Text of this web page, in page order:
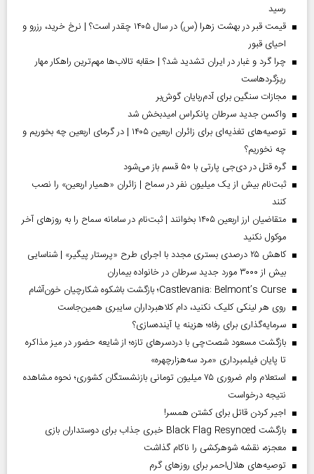
رسید
قیمت قبر در بهشت زهرا (س) در سال ۱۴۰۵ چقدر است؟ | نرخ خرید، رزرو و
احیای قبور
چرا گرد و غبار در ایران تشدید شد؟ | حقابه تالاب‌ها مهم‌ترین راهکار مهار
ریزگردهاست
مجازات سنگین برای آدم‌ربایان گوش‌بر
واکسن جدید سرطان پانکراس امیدبخش شد
توصیه‌های تغذیه‌ای برای زائران اربعین ۱۴۰۵ | در گرمای اربعین چه بخوریم و
چه نخوریم؟
گره قتل در دی‌جی پارتی با ۵۰ قسم باز می‌شود
ثبت‌نام بیش از یک میلیون نفر در سماح | زائران «همیار اربعین» را نصب
کنند
متقاضیان ارز اربعین ۱۴۰۵ بخوانند | ثبت‌نام در سامانه سماح را به روز‌های آخر
موکول نکنید
کاهش ۲۵ درصدی بستری مجدد با اجرای طرح «پرستار پیگیر» | شناسایی
بیش از ۳۰۰۰ مورد جدید سرطان در خانواده بیماران
Castlevania: Belmont’s Curse؛ بازگشت باشکوه شکارچیان خون‌آشام
روی هر لینکی کلیک نکنید، دام کلاهبرداران سایبری همین‌جاست
سرمایه‌گذاری برای رفاه؛ هزینه یا آینده‌سازی؟
بازگشت مسعود شصت‌چی با دردسر‌های تازه؛ از شایعه حضور در میز مذاکره
تا پایان فیلمبرداری «مرد سه‌هزارچهره»
استعلام وام ضروری ۷۵ میلیون تومانی بازنشستگان کشوری؛ نحوه مشاهده
نتیجه درخواست
اجیر کردن قاتل برای کشتن همسر!
بازگشت Black Flag Resynced خبری جذاب برای دوستداران بازی
معجزه، نقشه شوهرکشی را ناکام گذاشت
توصیه‌های هلال‌احمر برای روز‌های گرم